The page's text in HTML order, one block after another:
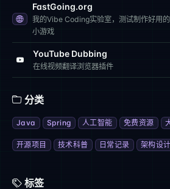
FastGoing.org
我的Vibe Coding实验室，测试制作好用
小游戏
YouTube Dubbing
在线视频翻译浏览器插件
分类
Java Spring 人工智能 免费资源
开源项目 技术科普 日常记录 架构设计
标签